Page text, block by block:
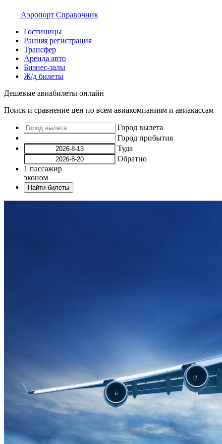
Аэропорт Справочник
Гостиницы
Ранняя регистрация
Трансфер
Аренда авто
Бизнес-залы
Ж/д билеты
Дешевые авиабилеты онлайн
Поиск и сравнение цен по всем авиакомпаниям и авиакассам
Город вылета
Город прибытия
Туда
Обратно
1 пассажир
эконом
Найти билеты